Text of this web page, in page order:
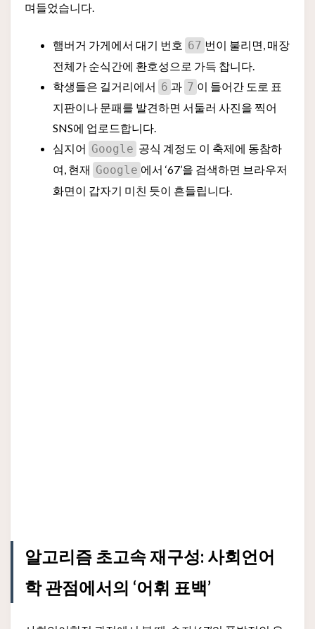
며들었습니다.
햄버거 가게에서 대기 번호 67 번이 불리면, 매장
전체가 순식간에 환호성으로 가득 찹니다.
학생들은 길거리에서 6 과 7 이 들어간 도로 표
지판이나 문패를 발견하면 서둘러 사진을 찍어
SNS에 업로드합니다.
심지어 Google 공식 계정도 이 축제에 동참하
여, 현재 Google 에서 ‘67’을 검색하면 브라우저
화면이 갑자기 미친 듯이 흔들립니다.
알고리즘 초고속 재구성: 사회언어
학 관점에서의 ‘어휘 표백’